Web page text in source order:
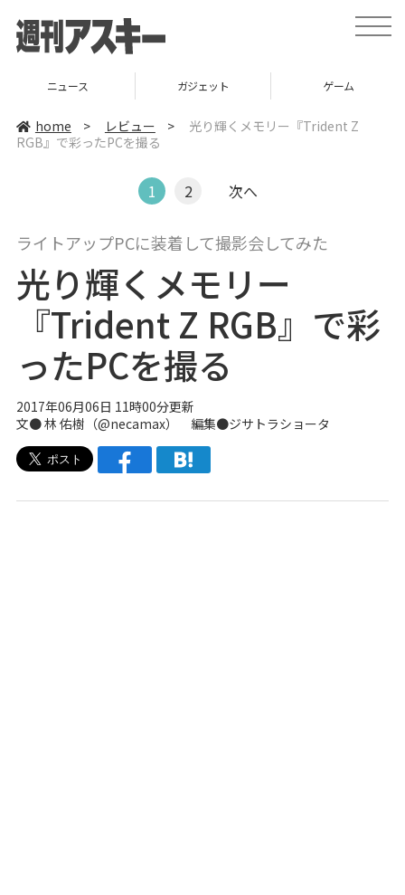
t
o
ニュース ガジェット ゲーム
home > レビュー >
光り輝くメモリー『Trident Z
RGB』で彩ったPCを撮る
1 2 次へ
ライトアップPCに装着して撮影会してみた
光り輝くメモリー
『Trident Z RGB』で彩
ったPCを撮る
2017年06月06日 11時00分更新
文● 林 佑樹（@necamax） 編集●ジサトラショータ